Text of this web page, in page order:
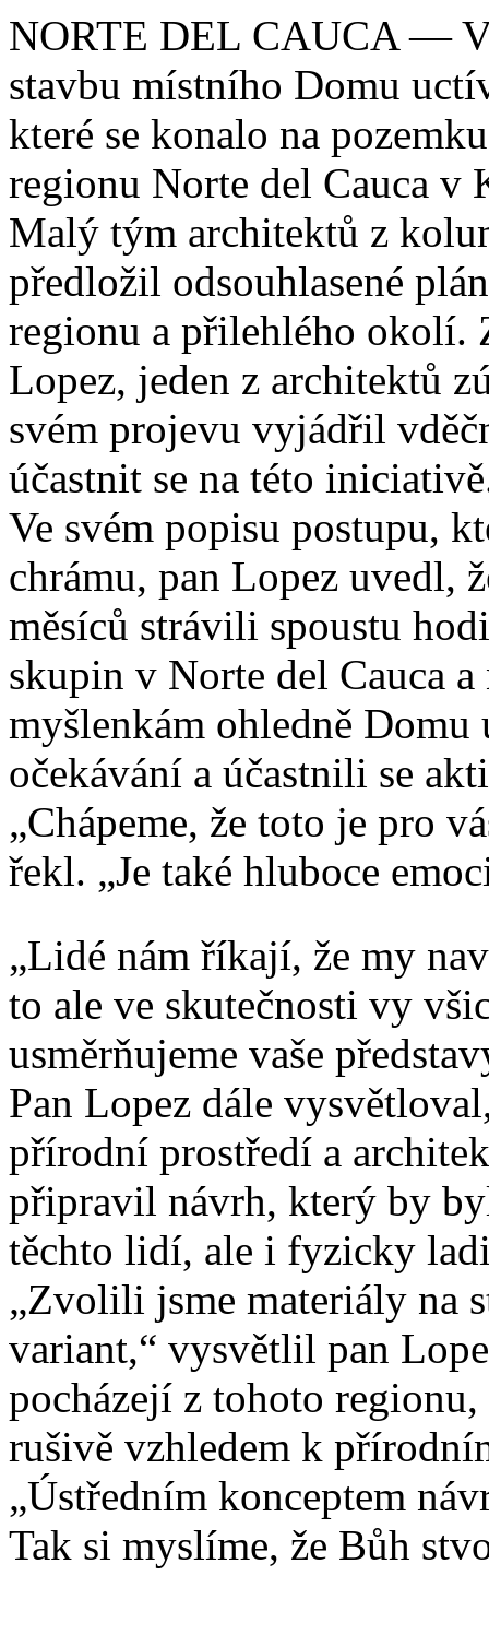
NORTE DEL CAUCA —
stavbu místního Domu
které se konalo na
regionu Norte del Cauca v
Malý tým architektů z
předložil odsouhlasené
regionu a přilehlého okolí.
Lopez, jeden z architektů
svém projevu vyjádřil
účastnit se na této
Ve svém popisu postupu,
chrámu, pan Lopez uvedl,
měsíců strávili spoustu
skupin v Norte del Cauca
myšlenkám ohledně
očekávání a účastnili se
„Chápeme, že toto je pro
řekl. „Je také hluboce
„Lidé nám říkají, že my
to ale ve skutečnosti vy
usměrňujeme vaše
Pan Lopez dále
přírodní prostředí a
připravil návrh, který by
těchto lidí, ale i fyzicky
„Zvolili jsme materiály na
variant,“ vysvětlil pan
pocházejí z tohoto
rušivě vzhledem k
„Ústředním konceptem
Tak si myslíme, že Bůh